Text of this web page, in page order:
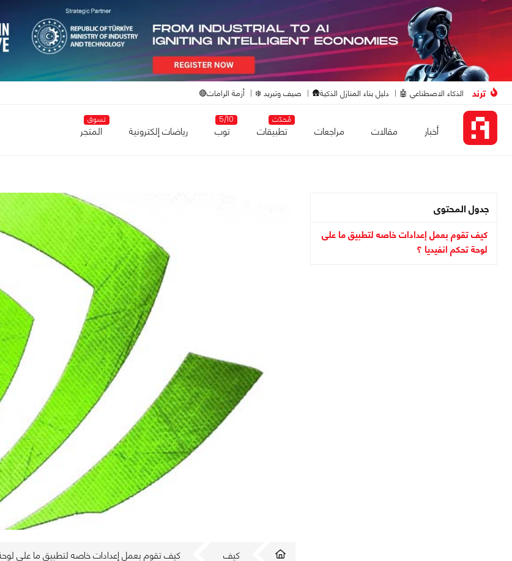
ترند الذكاء الاصطناعي 🤖 دليل بناء المنازل الذكية🛖 صيف وتبريد ❄️ أزمة الرامات🔴
أخبار مقالات مراجعات
مُحدّث
تطبيقات
5/10
توب رياضات إلكترونية
تسوق
المتجر
جدول المحتوى
كيف تقوم بعمل إعدادات خاصه لتطبيق ما على
لوحة تحكم انفيديا ؟
كيف كيف تقوم بعمل إعدادات خاصه لتطبيق ما على